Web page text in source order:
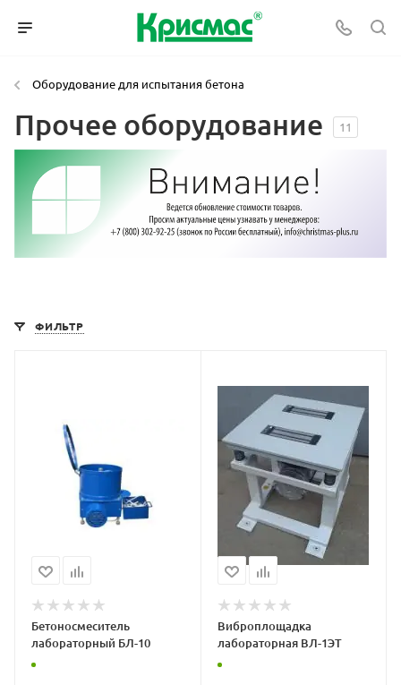
Оборудование для испытания бетона
Прочее оборудование 11
ФИЛЬТР
Бетоносмеситель
лабораторный БЛ-10
Виброплощадка
лабораторная ВЛ-1ЭТ